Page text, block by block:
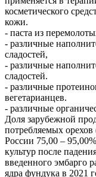
косметического
кожи.
- паста из
- различные
сладостей,
- различные
сладостей.
- различные
вегетарианцев.
- различные
Доля зарубежной
потребляемых орехов
России 75,00 –
культур после
введенного эмбарго
ядра фундука в 2021